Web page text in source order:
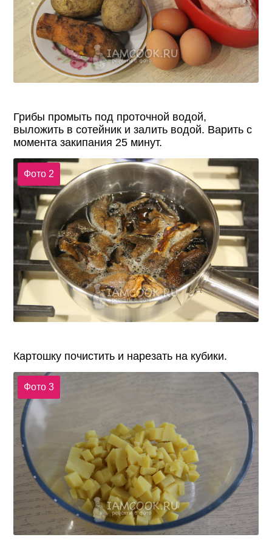
Грибы промыть под проточной водой,
выложить в сотейник и залить водой. Варить с
момента закипания 25 минут.
Фото 2
Картошку почистить и нарезать на кубики.
Фото 3